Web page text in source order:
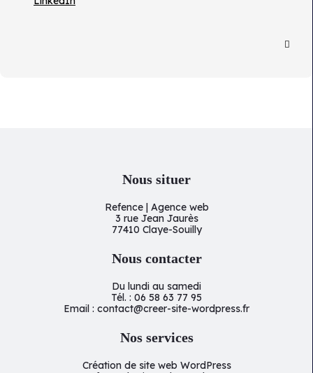
Nous situer
Refence | Agence web
3 rue Jean Jaurès
77410 Claye-Souilly
Nous contacter
Du lundi au samedi
Tél. : 06 58 63 77 95
Email : contact@creer-site-wordpress.fr
Nos services
Création de site web WordPress